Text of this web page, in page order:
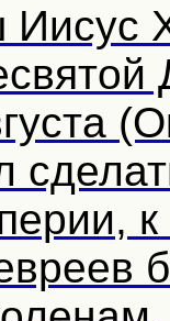
Иисус
к